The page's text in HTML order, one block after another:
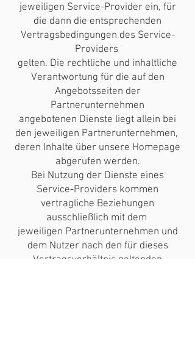
jeweiligen Service-Provider ein, für
die dann die entsprechenden
Vertragsbedingungen des Service-
Providers
gelten. Die rechtliche und inhaltliche
Verantwortung für die auf den
Angebotsseiten der
Partnerunternehmen
angebotenen Dienste liegt allein bei
den jeweiligen Partnerunternehmen,
deren Inhalte über unsere Homepage
abgerufen werden.
Bei Nutzung der Dienste eines
Service-Providers kommen
vertragliche Beziehungen
ausschließlich mit dem
jeweiligen Partnerunternehmen und
dem Nutzer nach den für dieses
Vertragsverhältnis geltenden